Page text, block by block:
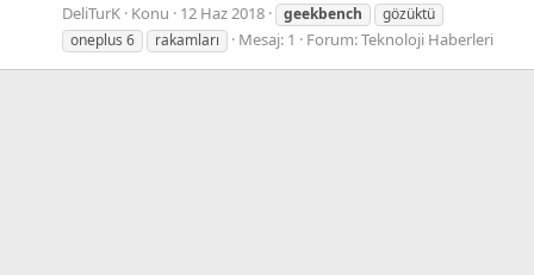
DeliTurK Konu 12 Haz 2018 geekbench
gözüktü
oneplus 6
rakamları Mesaj: 1 Forum:Teknoloji Haberleri